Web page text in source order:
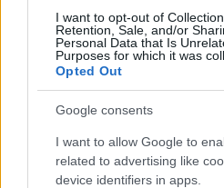
I want to opt-out of
Retention, Sale, and/or
Personal Data that Is
Purposes for which it was
Opted Out
Google consents
I want to allow Google to
related to advertising like
device identifiers in apps.
Gyakorlatilag
tekinthető az